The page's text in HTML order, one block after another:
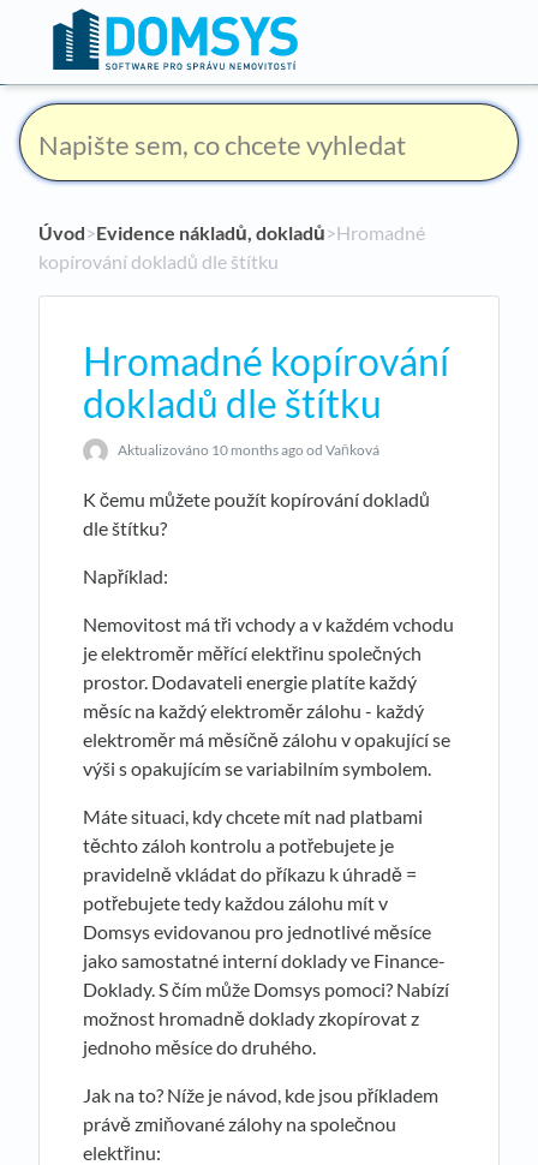
Úvod​>​Evidence nákladů, dokladů​>​ Hromadné
kopírování dokladů dle štítku
Hromadné kopírování
dokladů dle štítku
Aktualizováno 10 months ago od Vaňková
K čemu můžete použít kopírování dokladů
dle štítku?
Například:
Nemovitost má tři vchody a v každém vchodu
je elektroměr měřící elektřinu společných
prostor. Dodavateli energie platíte každý
měsíc na každý elektroměr zálohu - každý
elektroměr má měsíčně zálohu v opakující se
výši s opakujícím se variabilním symbolem.
Máte situaci, kdy chcete mít nad platbami
těchto záloh kontrolu a potřebujete je
pravidelně vkládat do příkazu k úhradě =
potřebujete tedy každou zálohu mít v
Domsys evidovanou pro jednotlivé měsíce
jako samostatné interní doklady ve Finance-
Doklady. S čím může Domsys pomoci? Nabízí
možnost hromadně doklady zkopírovat z
jednoho měsíce do druhého.
Jak na to? Níže je návod, kde jsou příkladem
právě zmiňované zálohy na společnou
elektřinu: